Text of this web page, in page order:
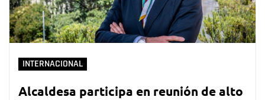
INTERNACIONAL
Alcaldesa participa en reunión de alto